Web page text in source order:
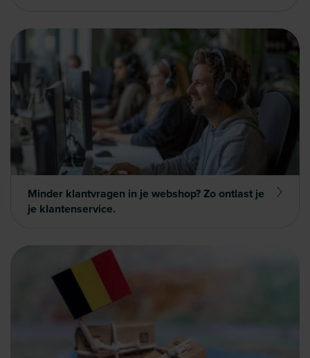
Minder klantvragen in je webshop? Zo ontlast je
je klantenservice.